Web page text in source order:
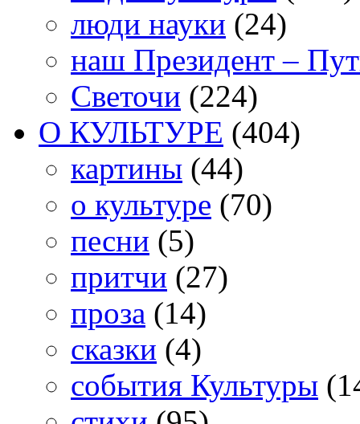
люди науки (24)
наш Президент –
Светочи (224)
О КУЛЬТУРЕ (404)
картины (44)
о культуре (70)
песни (5)
притчи (27)
проза (14)
сказки (4)
события Культуры